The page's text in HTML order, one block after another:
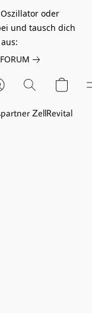
oder
und tausch dich
ZellRevital